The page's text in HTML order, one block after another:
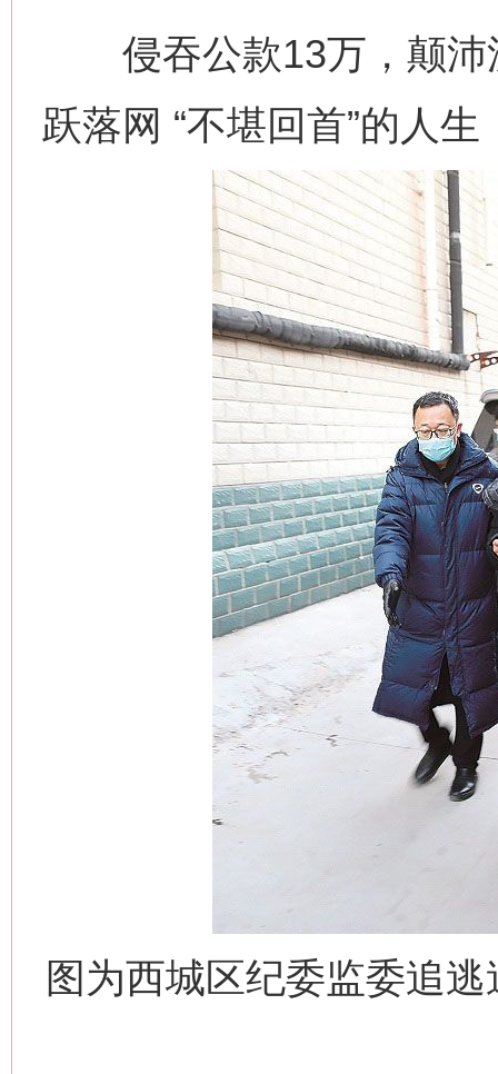
侵吞公款13万，颠沛
跃落网 “不堪回首”的人生
图为西城区纪委监委追